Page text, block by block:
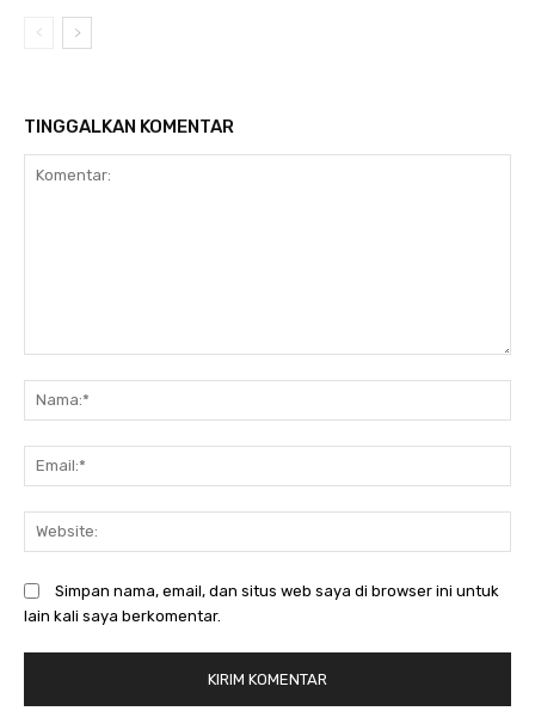
TINGGALKAN KOMENTAR
Simpan nama, email, dan situs web saya di browser ini untuk
lain kali saya berkomentar.